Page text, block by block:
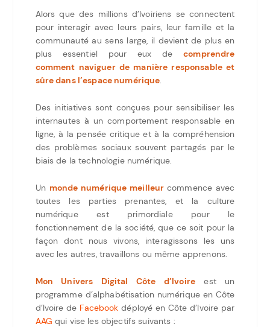
Alors que des millions d’Ivoiriens se connectent
pour interagir avec leurs pairs, leur famille et la
communauté au sens large, il devient de plus en
plus essentiel pour eux decomprendre
comment naviguer de manière responsable et
sûre dans l’espace numérique.
Des initiatives sont conçues pour sensibiliser les
internautes à un comportement responsable en
ligne, à la pensée critique et à la compréhension
des problèmes sociaux souvent partagés par le
biais de la technologie numérique.
Un monde numérique meilleur commence avec
toutes les parties prenantes, et la culture
numérique est primordiale pour le
fonctionnement de la société, que ce soit pour la
façon dont nous vivons, interagissons les uns
avec les autres, travaillons ou même apprenons.
Mon Univers Digital Côte d’Ivoire est un
programme d’alphabétisation numérique en Côte
d’Ivoire de Facebook déployé en Côte d’Ivoire par
AAG qui vise les objectifs suivants :